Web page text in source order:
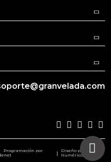
Programación por
|
Diseño por
Numéricco